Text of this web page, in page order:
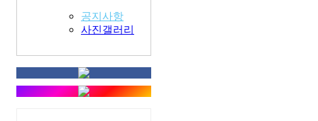
공지사항
사진갤러리